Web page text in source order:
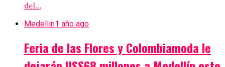
del...
Medellin1 año ago
Feria de las Flores y Colombiamoda le